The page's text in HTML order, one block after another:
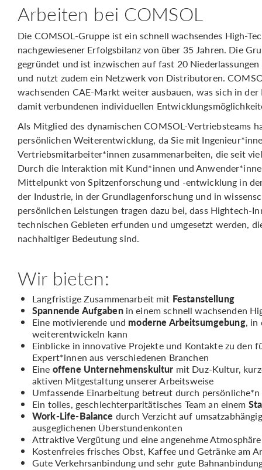
Arbeiten bei COMSOL
Die COMSOL-Gruppe ist ein schnell wachsendes High-
nachgewiesener Erfolgsbilanz von über 35 Jahren. Die
gegründet und ist inzwischen auf fast 20
und nutzt zudem ein Netzwerk von Distributoren.
wachsenden CAE-Markt weiter ausbauen, was sich in
damit verbundenen individuellen
Als Mitglied des dynamischen COMSOL-Vertriebsteams
persönlichen Weiterentwicklung, da Sie mit
Vertriebsmitarbeiter*innen zusammenarbeiten, die seit
Durch die Interaktion mit Kund*innen und
Mittelpunkt von Spitzenforschung und -entwicklung in
der Industrie, in der Grundlagenforschung und in
persönlichen Leistungen tragen dazu bei, dass Hightech-
technischen Gebieten erfunden und umgesetzt werden,
nachhaltiger Bedeutung sind.
Wir bieten:
Langfristige Zusammenarbeit mit Festanstellung
Spannende Aufgabenin einem schnell wachsenden
Eine motivierende und moderne Arbeitsumgebung, in
weiterentwickeln kann
Einblicke in innovative Projekte und Kontakte zu den
Expert*innen aus verschiedenen Branchen
Eine offene Unternehmenskultur mit Duz-Kultur,
aktiven Mitgestaltung unserer Arbeitsweise
Umfassende Einarbeitung betreut durch
Ein tolles, geschlechterparitätisches Team an einem
Work-Life-Balance durch Verzicht auf
ausgeglichenen Überstundenkonten
Attraktive Vergütung und eine angenehme
Kostenfreies frisches Obst, Kaffee und Getränke am
Gute Verkehrsanbindung und sehr gute